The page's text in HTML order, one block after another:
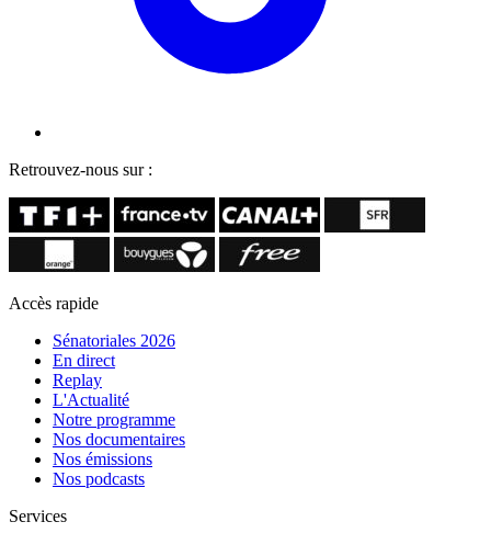
Retrouvez-nous sur :
Accès rapide
Sénatoriales 2026
En direct
Replay
L'Actualité
Notre programme
Nos documentaires
Nos émissions
Nos podcasts
Services